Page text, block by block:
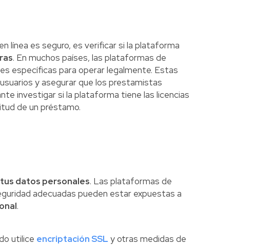
línea es seguro, es verificar si la plataforma
. En muchos países, las plataformas de
específicas para operar legalmente. Estas
y asegurar que los prestamistas
investigar si la plataforma tiene las licencias
de un préstamo.
datos personales. Las plataformas de
adecuadas pueden estar expuestas a
.
utilice encriptación SSL y otras medidas de